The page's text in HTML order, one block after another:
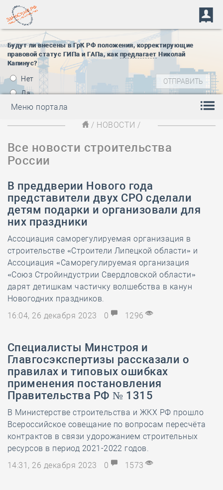
Будут ли внесены в ГрК РФ положения, корректирующие
правовой статус ГИПа и ГАПа, как предлагает Николай
Капинус?
Нет
Да
Меню портала
/ НОВОСТИ /
Все новости строительства
России
В преддверии Нового года
представители двух СРО сделали
детям подарки и организовали для
них праздники
Ассоциация саморегулируемая организация в
строительстве «Строители Липецкой области» и
Ассоциация «Саморегулируемая организация
«Союз Стройиндустрии Свердловской области»
дарят детишкам частичку волшебства в канун
Новогодних праздников.
16:04, 26 декабря 2023
0 1296
Специалисты Минстроя и
Главгосэкспертизы рассказали о
правилах и типовых ошибках
применения постановления
Правительства РФ № 1315
В Министерстве строительства и ЖКХ РФ прошло
Всероссийское совещание по вопросам пересчёта
контрактов в связи удорожанием строительных
ресурсов в период 2021-2022 годов.
14:31, 26 декабря 2023
0 1573